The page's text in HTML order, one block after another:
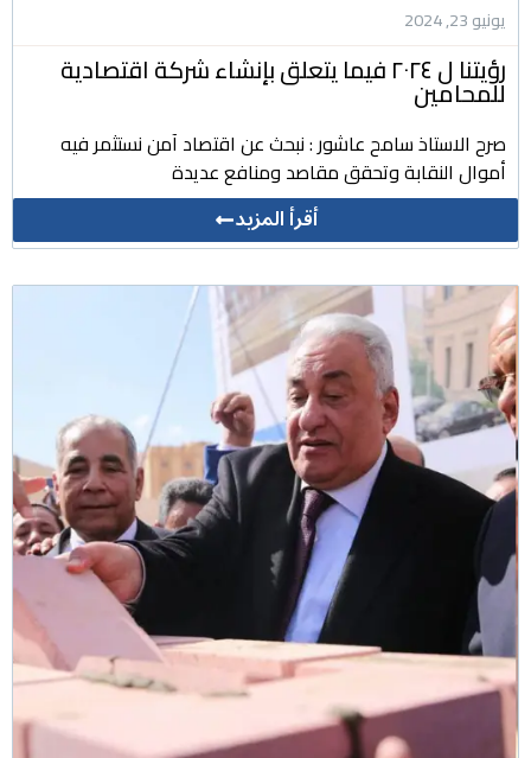
يونيو 23, 2024
رؤيتنا ل ٢٠٢٤ فيما يتعلق بإنشاء شركة اقتصادية
للمحامين
صرح الاستاذ سامح عاشور : نبحث عن اقتصاد آمن نستثمر فيه
أموال النقابة وتحقق مقاصد ومنافع عديدة
أقرأ المزيد